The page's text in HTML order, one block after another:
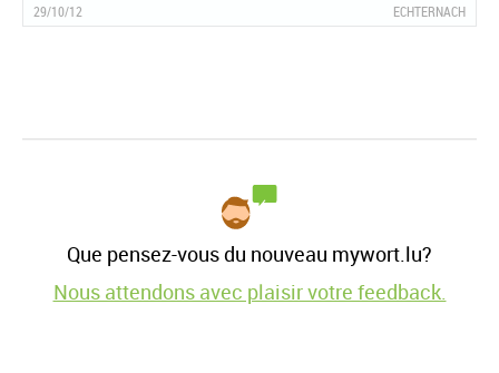
29/10/12 ECHTERNACH
Que pensez-vous du nouveau mywort.lu?
Nous attendons avec plaisir votre feedback.